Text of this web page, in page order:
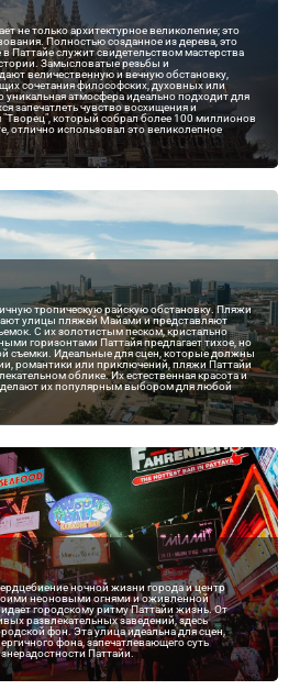
не только архитектурное великолепие; это
Полностью созданное из дерева, это
Паттайе служит свидетельством мастерства
Замысловатые резьбы и
величественную и вечную обстановку,
сочетания философских, духовных или
уникальная атмосфера идеально подходит для
запечатлеть чувство восхищения и
который собрал более 100 миллионов
отлично использовал это великолепное
тропическую райскую обстановку. Пляжи
улицы пляжей Майами и представляют
С их золотистым песком, кристально
горизонтами Паттайя предлагает тихое, но
съемки. Идеальные для сцен, которые должны
романтики или приключений, пляжи Паттайи
облике. Их естественная красота и
их популярным выбором для любой
ночной жизни города и центр
неоновыми огнями и оживленной
городскому ритму Паттайи жизнь. От
развлекательных заведений, здесь
фон. Эта улица идеальна для сцен,
фона, запечатлевающего суть
Паттайи.